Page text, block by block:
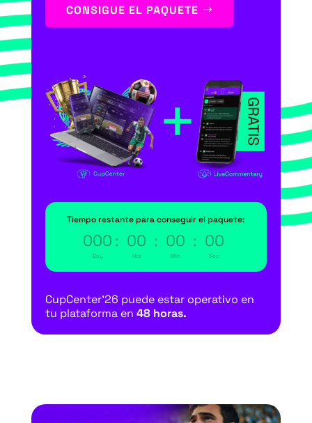
CONSIGUE EL PAQUETE
Tiempo restante para conseguir el paquete:
000
Day
: 00
Hrs
: 00
Min
: 00
Sec
CupCenter’26 puede estar operativo en
tu plataforma en 48 horas.